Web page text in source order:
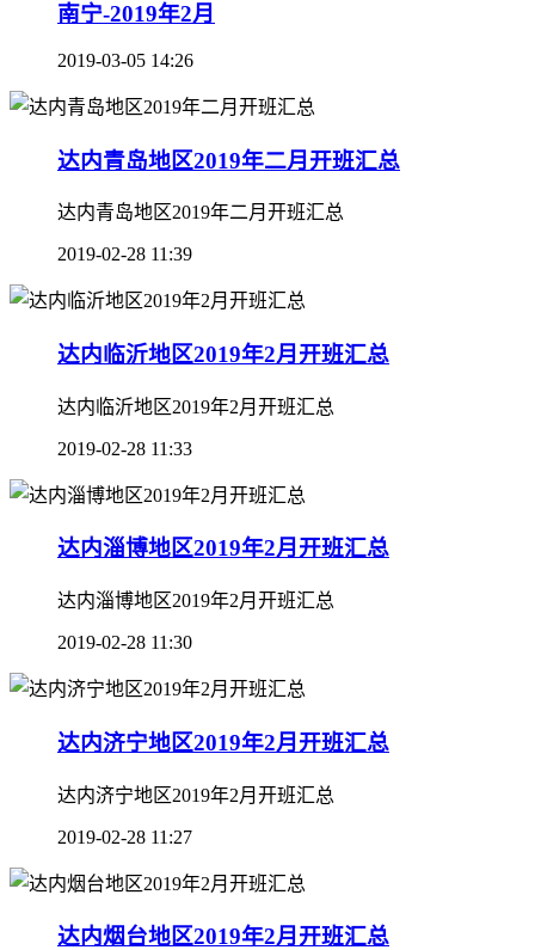
南宁-2019年2月
2019-03-05 14:26
达内青岛地区2019年二月开班汇总
达内青岛地区2019年二月开班汇总
2019-02-28 11:39
达内临沂地区2019年2月开班汇总
达内临沂地区2019年2月开班汇总
2019-02-28 11:33
达内淄博地区2019年2月开班汇总
达内淄博地区2019年2月开班汇总
2019-02-28 11:30
达内济宁地区2019年2月开班汇总
达内济宁地区2019年2月开班汇总
2019-02-28 11:27
达内烟台地区2019年2月开班汇总